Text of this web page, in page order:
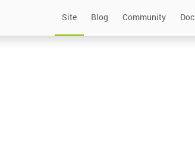
Site Blog Community Doc